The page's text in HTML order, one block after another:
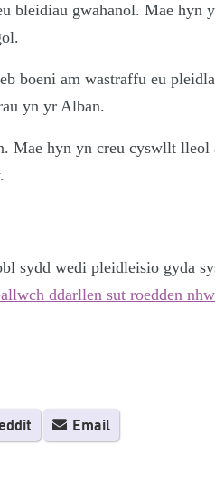
bleidiau gwahanol. Mae hyn
boeni am wastraffu eu
yn yr Alban.
Mae hyn yn creu cyswllt lleol
sydd wedi pleidleisio gyda
ddarllen sut roedden
Email